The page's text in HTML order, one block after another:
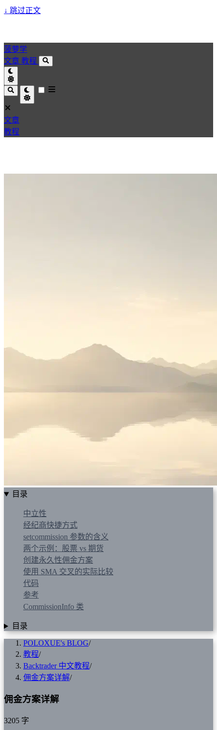
↓ 跳过正文
菠萝学
文章 教程
文章
教程
目录
中立性
经纪商快捷方式
setcommission 参数的含义
两个示例：股票 vs 期货
创建永久性佣金方案
使用 SMA 交叉的实际比较
代码
参考
CommissionInfo 类
目录
POLOXUE's BLOG/
教程/
Backtrader 中文教程/
佣金方案详解/
佣金方案详解
3205 字